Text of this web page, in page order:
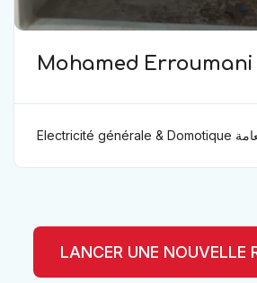
Mohamed Erroumani
Electricité générale & Domotique الكهرباء العامة
LANCER UNE NOUVELLE